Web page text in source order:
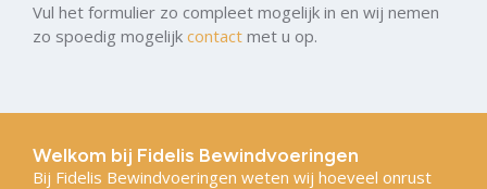
Vul het formulier zo compleet mogelijk in en wij nemen
zo spoedig mogelijk contact met u op.
Welkom bij Fidelis Bewindvoeringen
Bij Fidelis Bewindvoeringen weten wij hoeveel onrust